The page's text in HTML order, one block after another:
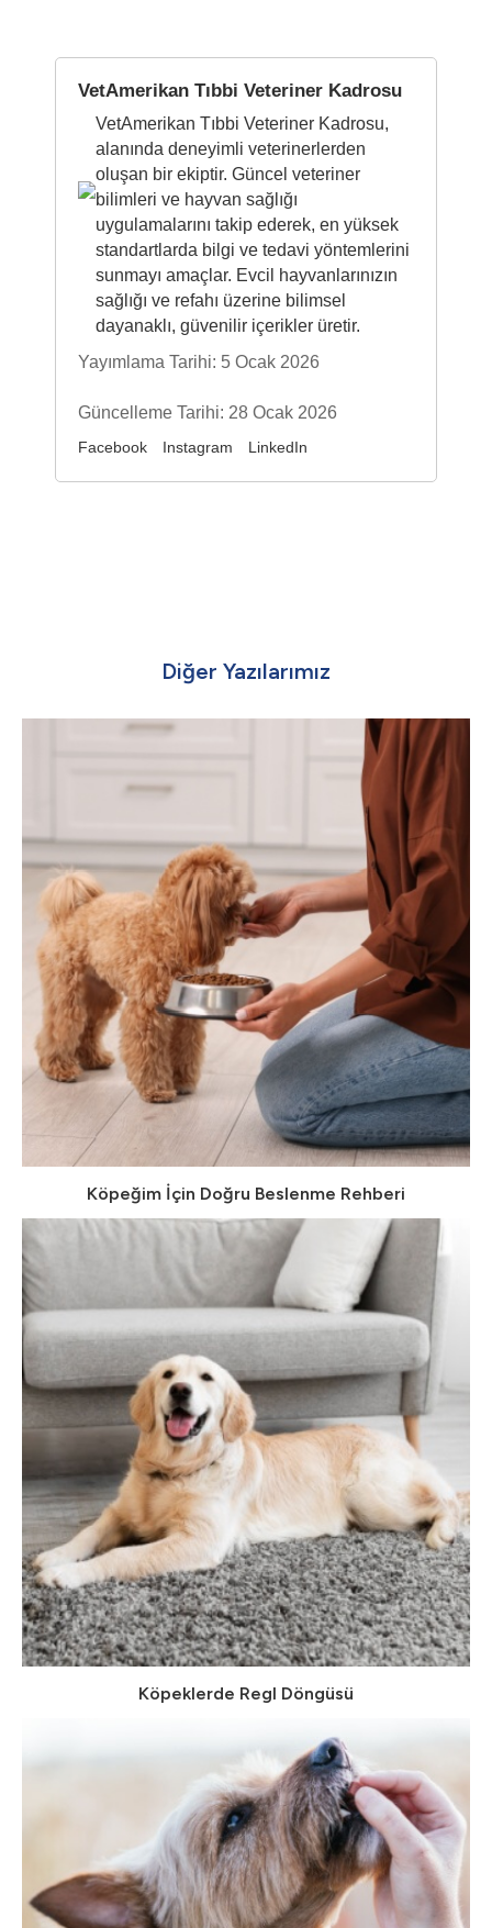
VetAmerikan Tıbbi Veteriner Kadrosu
VetAmerikan Tıbbi Veteriner Kadrosu,
alanında deneyimli veterinerlerden
oluşan bir ekiptir. Güncel veteriner
bilimleri ve hayvan sağlığı
uygulamalarını takip ederek, en yüksek
standartlarda bilgi ve tedavi yöntemlerini
sunmayı amaçlar. Evcil hayvanlarınızın
sağlığı ve refahı üzerine bilimsel
dayanaklı, güvenilir içerikler üretir.
Yayımlama Tarihi: 5 Ocak 2026
Güncelleme Tarihi: 28 Ocak 2026
Facebook Instagram LinkedIn
Diğer Yazılarımız
Köpeğim İçin Doğru Beslenme Rehberi
Köpeklerde Regl Döngüsü